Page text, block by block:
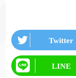
Twitter
LINE